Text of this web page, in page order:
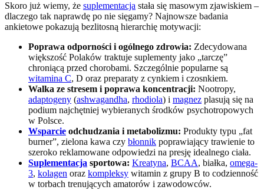
Skoro już wiemy, że suplementacja stała się masowym zjawiskiem –
dlaczego tak naprawdę po nie sięgamy? Najnowsze badania
ankietowe pokazują bezlitosną hierarchię motywacji:
Poprawa odporności i ogólnego zdrowia: Zdecydowana
większość Polaków traktuje suplementy jako „tarczę”
chroniącą przed chorobami. Szczególnie popularne są
witamina C, D oraz preparaty z cynkiem i czosnkiem.
Walka ze stresem i poprawa koncentracji: Nootropy,
adaptogeny (ashwagandha, rhodiola) i magnez plasują się na
podium najchętniej wybieranych środków psychotropowych
w Polsce.
Wsparcie odchudzania i metabolizmu: Produkty typu „fat
burner”, zielona kawa czy błonnik poprawiający trawienie to
szeroko reklamowane odpowiedzi na presję idealnego ciała.
Suplementacja sportowa: Kreatyna, BCAA, białka, omega-
3, kolagen oraz kompleksy witamin z grupy B to codzienność
w torbach trenujących amatorów i zawodowców.